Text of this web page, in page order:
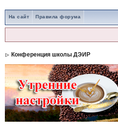
На сайт Правила форума
Конференция школы ДЭИР